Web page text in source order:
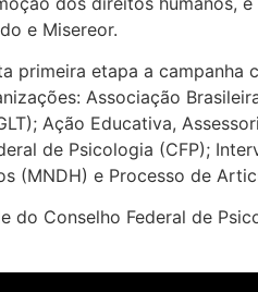
e Misereor.
primeira etapa a
Associação
Ação Educativa,
de Psicologia (CFP);
(MNDH) e Processo de
do Conselho Federal de